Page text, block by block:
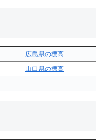
広島県の標高
山口県の標高
–